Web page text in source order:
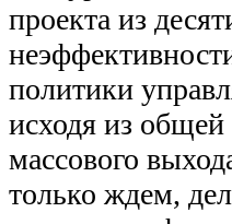
проекта из
политики
исходя из
массового
только ждем,